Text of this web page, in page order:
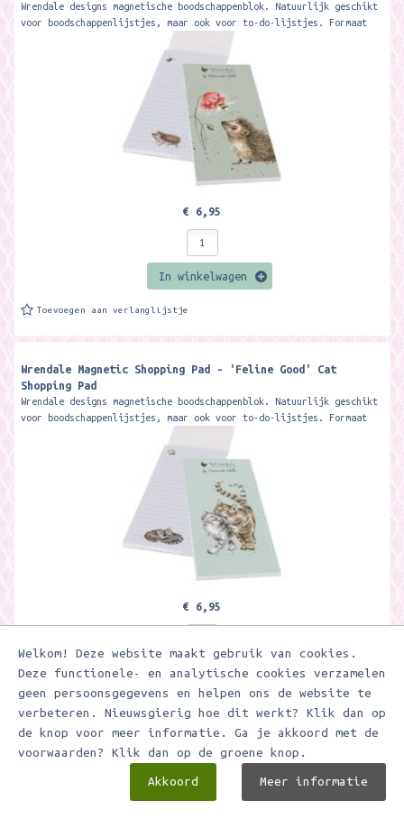
Welkom! Deze website maakt gebruik van cookies.
Deze functionele- en analytische cookies verzamelen
geen persoonsgegevens en helpen ons de website te
verbeteren. Nieuwsgierig hoe dit werkt? Klik dan op
de knop voor meer informatie. Ga je akkoord met de
voorwaarden? Klik dan op de groene knop.
Akkoord Meer informatie
Wrendale designs magnetische boodschappenblok. Natuurlijk geschikt
voor boodschappenlijstjes, maar ook voor to-do-lijstjes. Formaat
€ 6,95
In winkelwagen
Toevoegen aan verlanglijstje
Wrendale Magnetic Shopping Pad - 'Feline Good' Cat
Shopping Pad
Wrendale designs magnetische boodschappenblok. Natuurlijk geschikt
voor boodschappenlijstjes, maar ook voor to-do-lijstjes. Formaat
€ 6,95
In winkelwagen
Wrendale Magnetic Shopping Pad - 'Gentle Giant' Highland